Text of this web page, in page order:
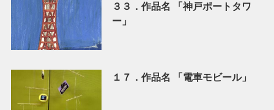
３３．作品名 「神戸ポートタワ
ー」
１７．作品名 「電車モビール」